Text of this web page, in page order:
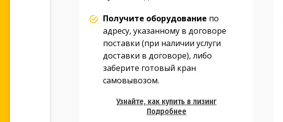
Получите оборудование по
адресу, указанному в договоре
поставки (при наличии услуги
доставки в договоре), либо
заберите готовый кран
самовывозом.
Узнайте, как купить в лизинг
Подробнее